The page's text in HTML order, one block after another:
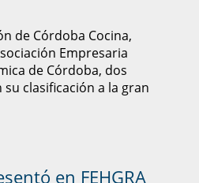
de Córdoba Cocina,
Empresaria
de Córdoba, dos
clasificación a la gran
en FEHGRA